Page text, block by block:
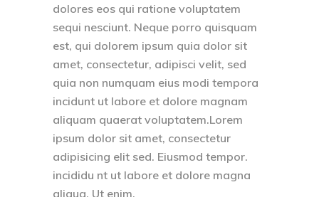
dolores eos qui ratione voluptatem
sequi nesciunt. Neque porro quisquam
est, qui dolorem ipsum quia dolor sit
amet, consectetur, adipisci velit, sed
quia non numquam eius modi tempora
incidunt ut labore et dolore magnam
aliquam quaerat voluptatem.Lorem
ipsum dolor sit amet, consectetur
adipisicing elit sed. Eiusmod tempor.
incididu nt ut labore et dolore magna
aliqua. Ut enim.